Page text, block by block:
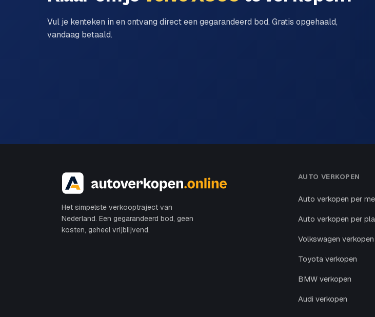
Vul je kenteken in en ontvang direct een gegarandeerd bod. Gratis opgehaald,
vandaag betaald.
Het simpelste verkooptraject van
Nederland. Een gegarandeerd bod, geen
kosten, geheel vrijblijvend.
AUTO VERKOPEN
Auto verkopen per
Auto verkopen per
Volkswagen verkopen
Toyota verkopen
BMW verkopen
Audi verkopen